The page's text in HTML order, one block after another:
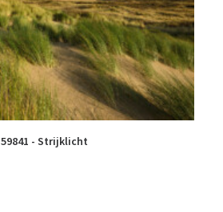
59841 - Strijklicht